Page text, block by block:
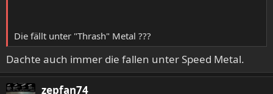
Die fällt unter "Thrash" Metal ???
Dachte auch immer die fallen unter Speed Metal.
zepfan74